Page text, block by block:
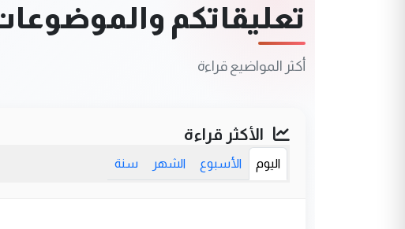
تعليقاتكم والموضوعات
أكثر المواضيع قراءة
الأكثر قراءة
اليوم الأسبوع الشهر سنة